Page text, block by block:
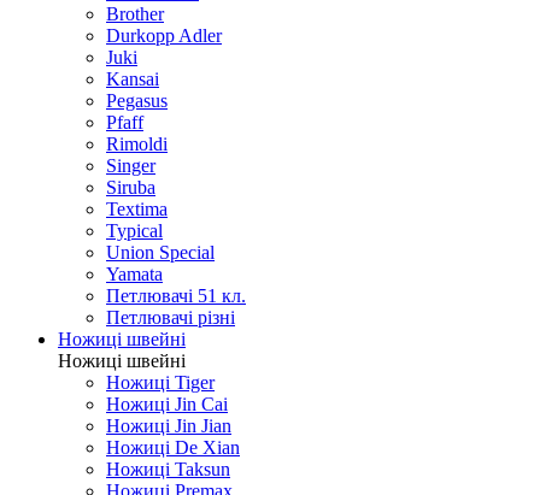
Brother
Durkopp Adler
Juki
Kansai
Pegasus
Pfaff
Rimoldi
Singer
Siruba
Textima
Typical
Union Special
Yamata
Петлювачі 51 кл.
Петлювачі різні
Ножиці швейні
Ножиці швейні
Ножиці Tiger
Ножиці Jin Cai
Ножиці Jin Jian
Ножиці De Xian
Ножиці Taksun
Ножиці Premax